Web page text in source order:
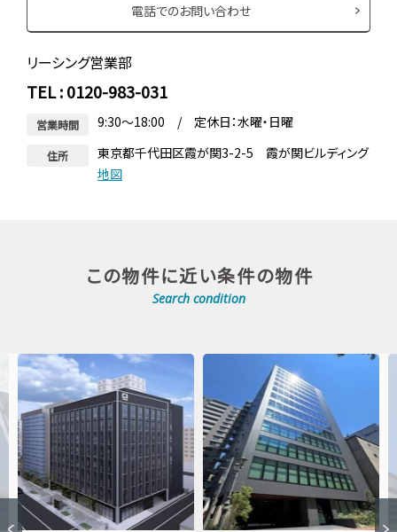
電話でのお問い合わせ
リーシング営業部
TEL : 0120-983-031
営業時間 9:30～18:00 / 定休日：水曜・日曜
住所
東京都千代田区霞が関3-2-5 霞が関ビルディング
地図
この物件に近い条件の物件
Search condition